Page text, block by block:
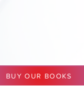
BUY OUR BOOKS